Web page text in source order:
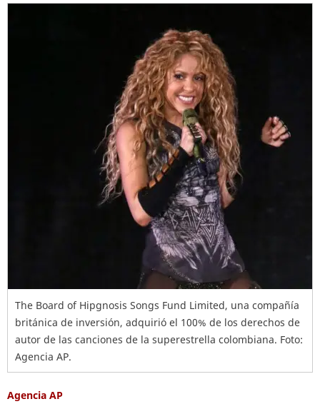
The Board of Hipgnosis Songs Fund Limited, una compañía
británica de inversión, adquirió el 100% de los derechos de
autor de las canciones de la superestrella colombiana. Foto:
Agencia AP.
Agencia AP